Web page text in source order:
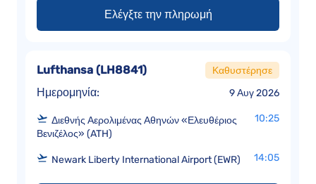
Ελέγξτε την πληρωμή
Ημερομηνία: 9 Αυγ 2026
Lufthansa (LH8841) Καθυστέρησε
Διεθνής Αερολιμένας Αθηνών «Ελευθέριος
Βενιζέλος» (ATH)
10:25
Newark Liberty International Airport (EWR) 14:05